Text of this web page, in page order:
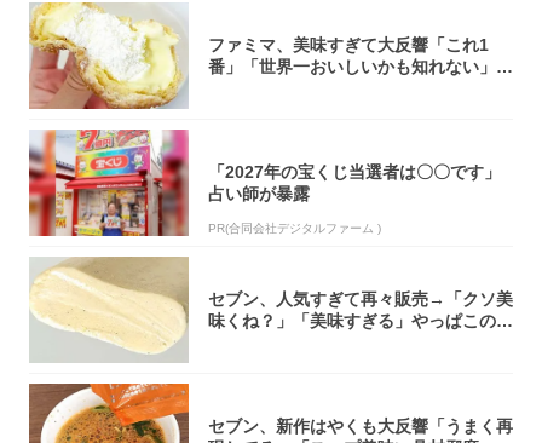
ファミマ、美味すぎて大反響「これ1
番」「世界一おいしいかも知れない」
「2027年の宝くじ当選者は〇〇です」
占い師が暴露
PR(合同会社デジタルファーム )
セブン、人気すぎて再々販売→「クソ美
味くね？」「美味すぎる」やっぱこのク
セブン、新作はやくも大反響「うまく再